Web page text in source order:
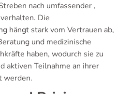
nach umfassender ,
Die
hängt stark vom Vertrauen ab,
und medizinische
haben, wodurch sie zu
aktiven Teilnahme an ihrer
werden.